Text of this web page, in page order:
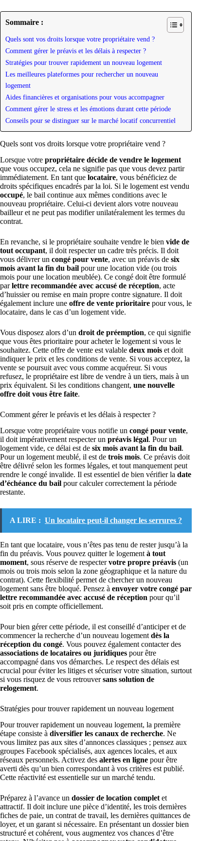
Sommaire :
Quels sont vos droits lorsque votre propriétaire vend ?
Comment gérer le préavis et les délais à respecter ?
Stratégies pour trouver rapidement un nouveau logement
Les meilleures plateformes pour rechercher un nouveau
logement
Aides financières et organisations pour vous accompagner
Comment gérer le stress et les émotions durant cette période
Conseils pour se distinguer sur le marché locatif concurrentiel
Quels sont vos droits lorsque votre propriétaire vend ?
Lorsque votre propriétaire décide de vendre le logement
que vous occupez, cela ne signifie pas que vous devez partir
immédiatement. En tant que locataire, vous bénéficiez de
droits spécifiques encadrés par la loi. Si le logement est vendu
occupé, le bail continue aux mêmes conditions avec le
nouveau propriétaire. Celui-ci devient alors votre nouveau
bailleur et ne peut pas modifier unilatéralement les termes du
contrat.
En revanche, si le propriétaire souhaite vendre le bien vide de
tout occupant, il doit respecter un cadre très précis. Il doit
vous délivrer un congé pour vente, avec un préavis de six
mois avant la fin du bail pour une location vide (ou trois
mois pour une location meublée). Ce congé doit être formulé
parlettre recommandée avec accusé de réception, acte
d’huissier ou remise en main propre contre signature. Il doit
également inclure une offre de vente prioritaire pour vous, le
locataire, dans le cas d’un logement vide.
Vous disposez alors d’un droit de préemption, ce qui signifie
que vous êtes prioritaire pour acheter le logement si vous le
souhaitez. Cette offre de vente est valable deux mois et doit
indiquer le prix et les conditions de vente. Si vous acceptez, la
vente se poursuit avec vous comme acquéreur. Si vous
refusez, le propriétaire est libre de vendre à un tiers, mais à un
prix équivalent. Si les conditions changent, une nouvelle
offre doit vous être faite.
Comment gérer le préavis et les délais à respecter ?
Lorsque votre propriétaire vous notifie un congé pour vente,
il doit impérativement respecter un préavis légal. Pour un
logement vide, ce délai est de six mois avant la fin du bail.
Pour un logement meublé, il est de trois mois. Ce préavis doit
être délivré selon les formes légales, et tout manquement peut
rendre le congé invalide. Il est essentiel de bien vérifier la date
d’échéance du bail pour calculer correctement la période
restante.
A LIRE : Un locataire peut-il changer les serrures ?
En tant que locataire, vous n’êtes pas tenu de rester jusqu’à la
fin du préavis. Vous pouvez quitter le logement à tout
moment, sous réserve de respectervotre propre préavis (un
mois ou trois mois selon la zone géographique et la nature du
contrat). Cette flexibilité permet de chercher un nouveau
logement sans être bloqué. Pensez à envoyer votre congé par
lettre recommandée avec accusé de réception pour qu’il
soit pris en compte officiellement.
Pour bien gérer cette période, il est conseillé d’anticiper et de
commencer la recherche d’un nouveau logement dès la
réception du congé. Vous pouvez également contacter des
associations de locataires ou juridiques pour être
accompagné dans vos démarches. Le respect des délais est
crucial pour éviter les litiges et sécuriser votre situation, surtout
si vous risquez de vous retrouversans solution de
relogement.
Stratégies pour trouver rapidement un nouveau logement
Pour trouver rapidement un nouveau logement, la première
étape consiste à diversifier les canaux de recherche. Ne
vous limitez pas aux sites d’annonces classiques ; pensez aux
groupes Facebook spécialisés, aux agences locales, et aux
réseaux personnels. Activez des alertes en ligne pour être
averti dès qu’un bien correspondant à vos critères est publié.
Cette réactivité est essentielle sur un marché tendu.
Préparez à l’avance un dossier de location complet et
attractif. Il doit inclure une pièce d’identité, les trois dernières
fiches de paie, un contrat de travail, les dernières quittances de
loyer, et un garant si nécessaire. En présentant un dossier bien
structuré et cohérent, vous augmentez vos chances d’être